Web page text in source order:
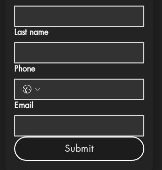
Last name
Phone
Email
Submit